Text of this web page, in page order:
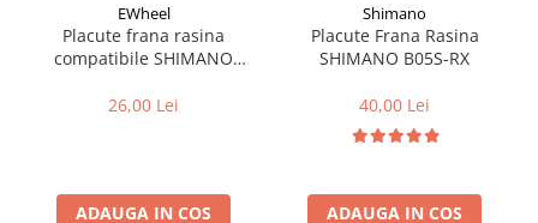
Discuri frana bicicleta
Saboti frana bicicleta
Roti bicicleta
EWheel
Placute frana rasina
compatibile SHIMANO
G2/G4 2025)
26,00 Lei
ADAUGA IN COS
Shimano
Placute Frana Rasina
SHIMANO B05S-RX
40,00 Lei
ADAUGA IN COS